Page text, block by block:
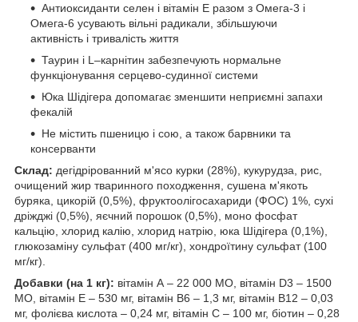
Антиоксиданти селен і вітамін Е разом з Омега-3 і
Омега-6 усувають вільні радикали, збільшуючи
активність і тривалість життя
Таурин і L–карнітин забезпечують нормальне
функціонування серцево-судинної системи
Юка Шідігера допомагає зменшити неприємні запахи
фекалій
Не містить пшеницю і сою, а також барвники та
консерванти
Склад: дегідрірованний м'ясо курки (28%), кукурудза, рис,
очищений жир тваринного походження, сушена м'якоть
буряка, цикорій (0,5%), фруктоолігосахариди (ФОС) 1%, сухі
дріжджі (0,5%), яєчний порошок (0,5%), моно фосфат
кальцію, хлорид калію, хлорид натрію, юка Шідігера (0,1%),
глюкозаміну сульфат (400 мг/кг), хондроїтину сульфат (100
мг/кг).
Добавки (на 1 кг): вітамін А – 22 000 МО, вітамін D3 – 1500
МО, вітамін Е – 530 мг, вітамін B6 – 1,3 мг, вітамін В12 – 0,03
мг, фолієва кислота – 0,24 мг, вітамін С – 100 мг, біотин – 0,28